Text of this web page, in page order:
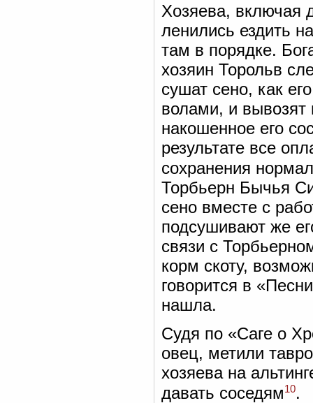
Хозяева, включая
ленились ездить
там в порядке.
хозяин Торольв
сушат сено, как
волами, и вывозят
накошенное его
результате все
сохранения
Торбьерн Бычья
сено вместе с
подсушивают же
связи с
корм скоту,
говорится в
нашла.
Судя по «Саге о
овец, метили
хозяева на
давать соседям10.